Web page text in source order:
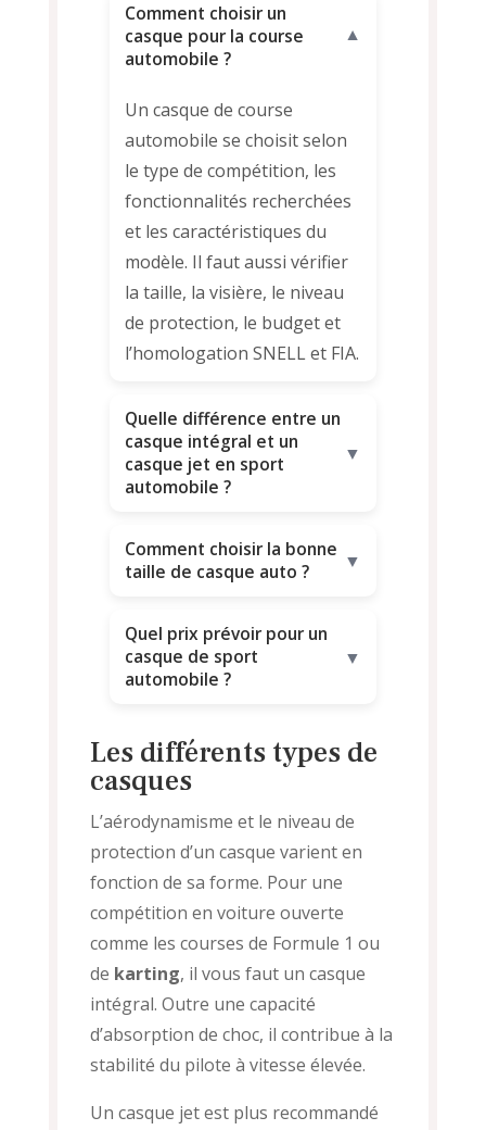
Comment choisir un
casque pour la course
automobile ?
▼
Un casque de course
automobile se choisit selon
le type de compétition, les
fonctionnalités recherchées
et les caractéristiques du
modèle. Il faut aussi vérifier
la taille, la visière, le niveau
de protection, le budget et
l’homologation SNELL et FIA.
Quelle différence entre un
casque intégral et un
casque jet en sport
automobile ?
▼
Comment choisir la bonne
taille de casque auto ?
▼
Quel prix prévoir pour un
casque de sport
automobile ?
▼
Les différents types de
casques
L’aérodynamisme et le niveau de
protection d’un casque varient en
fonction de sa forme. Pour une
compétition en voiture ouverte
comme les courses de Formule 1 ou
de karting, il vous faut un casque
intégral. Outre une capacité
d’absorption de choc, il contribue à la
stabilité du pilote à vitesse élevée.
Un casque jet est plus recommandé